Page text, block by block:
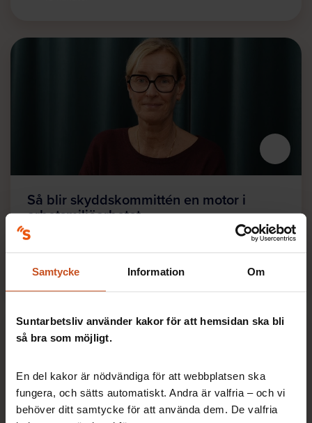
Samtycke Information Om
Suntarbetsliv använder kakor för att hemsidan ska bli
så bra som möjligt.
En del kakor är nödvändiga för att webbplatsen ska
fungera, och sätts automatiskt. Andra är valfria – och vi
behöver ditt samtycke för att använda dem. De valfria
Så blir skyddskommittén en motor i
arbetsmiljöarbetet
Är du ledamot i en skyddskommitté? Vill ni ha mer
energi i arbetet, förtydliga uppdrag och få bättre
struktur? Då är det här webbinariet till…